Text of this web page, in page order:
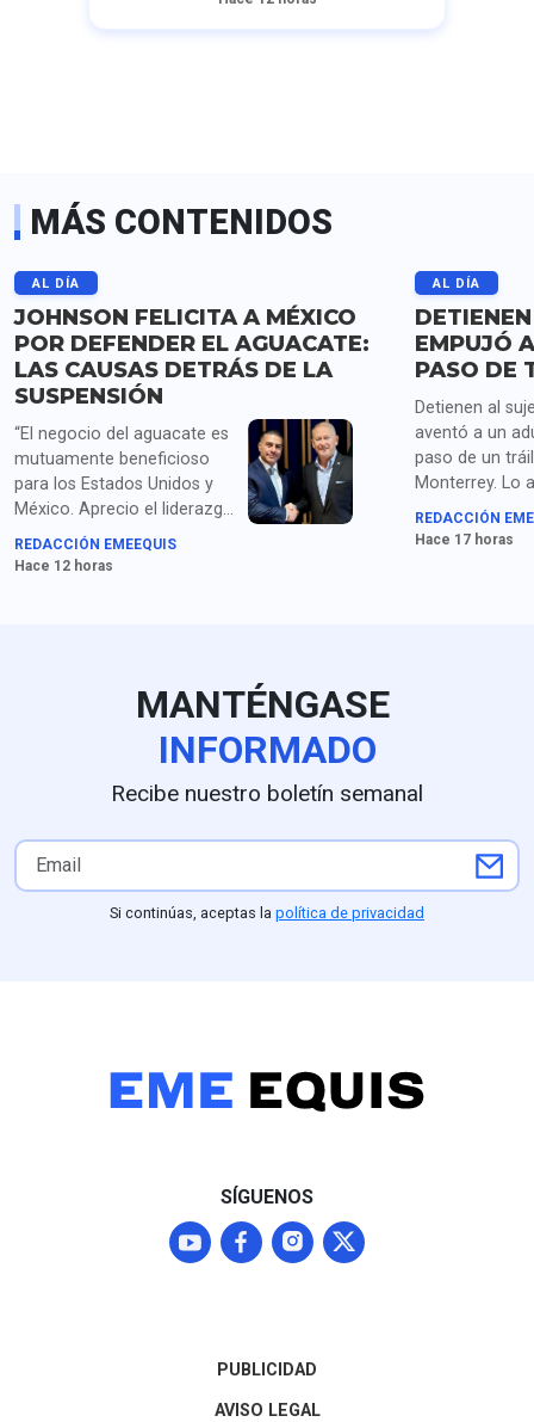
MÁS CONTENIDOS
AL DÍA
JOHNSON FELICITA A MÉXICO
POR DEFENDER EL AGUACATE:
LAS CAUSAS DETRÁS DE LA
SUSPENSIÓN
“El negocio del aguacate es
mutuamente beneficioso
para los Estados Unidos y
México. Aprecio el liderazgo
de la presidenta Sheinbaum
y los compromisos de
principal obstáculo.
REDACCIÓN EMEEQUIS
Hace 12 horas
AL DÍA
EMPUJÓ
PASO DE
Detienen al
aventó a un
paso de un
Monterrey. Lo
homicidio y
droga.
REDACCIÓN
Hace 17 horas
MANTÉNGASE
INFORMADO
Recibe nuestro boletín semanal
Si continúas, aceptas la política de privacidad
SÍGUENOS
PUBLICIDAD
AVISO LEGAL